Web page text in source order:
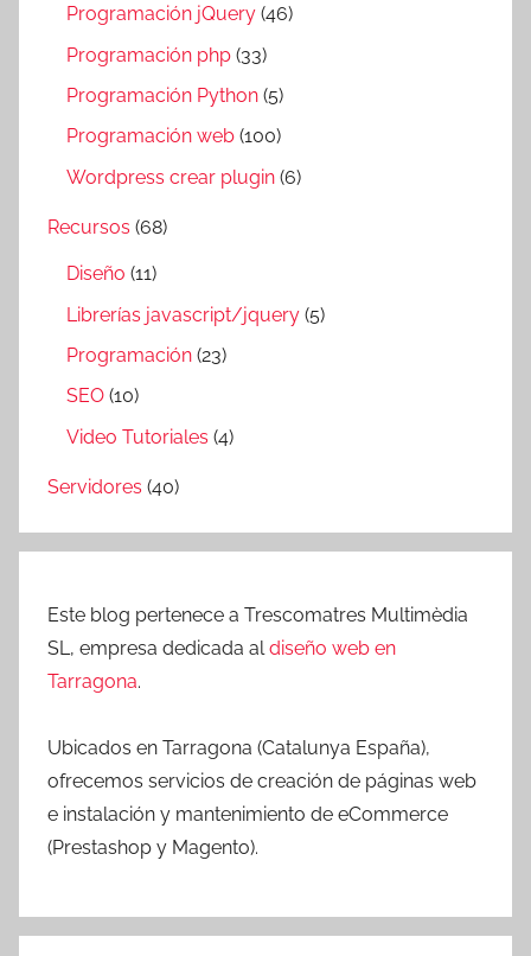
Programación jQuery (46)
Programación php (33)
Programación Python (5)
Programación web (100)
Wordpress crear plugin (6)
Recursos (68)
Diseño (11)
Librerías javascript/jquery (5)
Programación (23)
SEO (10)
Video Tutoriales (4)
Servidores (40)
Este blog pertenece a Trescomatres Multimèdia
SL, empresa dedicada aldiseño web en
Tarragona.
Ubicados en Tarragona (Catalunya España),
ofrecemos servicios de creación de páginas web
e instalación y mantenimiento de eCommerce
(Prestashop y Magento).